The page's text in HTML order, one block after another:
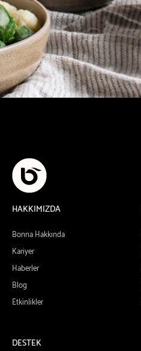
HAKKIMIZDA
Bonna Hakkında
Kariyer
Haberler
Blog
Etkinlikler
DESTEK